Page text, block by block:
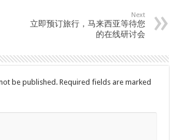
Next
立即预订旅行，马来西亚等待您
的在线研讨会
be published. Required fields are marked